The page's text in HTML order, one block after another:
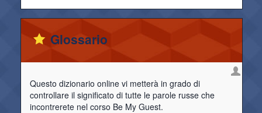
Glossario
Questo dizionario online vi metterà in grado di
controllare il significato di tutte le parole russe che
incontrerete nel corso Be My Guest.